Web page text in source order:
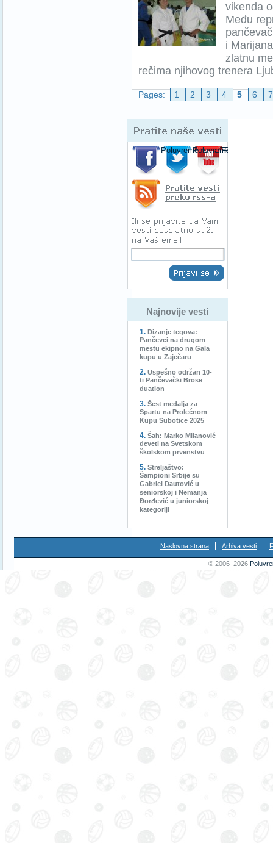
vikenda
Među
i
zlatnu
rečima njihovog trenera
Pages: 1 2 3 4 5 6
Poluvreme.rs na Facebooku-u
Poluvreme.rs na
Poluvreme.rs
Najnovije vesti
Dizanje tegova:
Pančevci na drugom
mestu ekipno na Gala
kupu u Zaječaru
Uspešno održan 10-
ti Pančevački Brose
duatlon
Šest medalja za
Spartu na Prolećnom
Kupu Subotice 2025
Šah: Marko Milanović
deveti na Svetskom
školskom prvenstvu
Streljaštvo:
Šampioni Srbije su
Gabriel Dautović u
seniorskoj i Nemanja
Đorđević u juniorskoj
kategoriji
Naslovna strana Arhiva vesti
© 2006–2026